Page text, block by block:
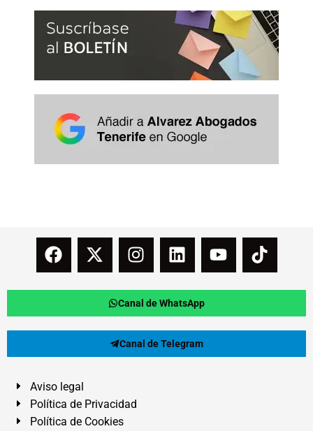
Canal de WhatsApp
Canal de Telegram
Aviso legal
Política de Privacidad
Política de Cookies